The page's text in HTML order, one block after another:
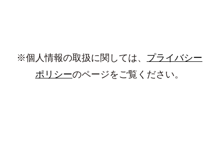
※個人情報の取扱に関しては、 プライバシー
ポリシーのページをご覧ください。